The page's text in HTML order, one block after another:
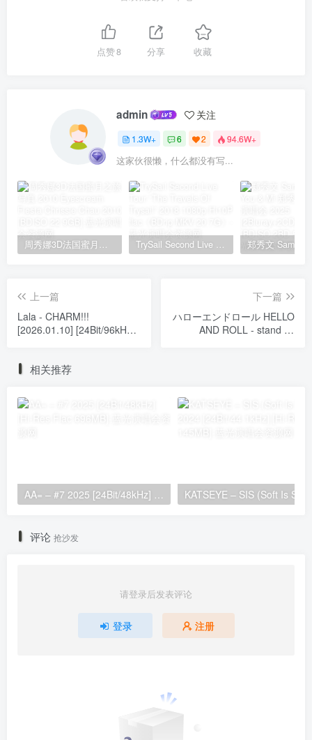
点赞8 分享 收藏
admin 关注
1.3W+ 6 2 94.6W+
这家伙很懒，什么都没有写...
上一篇
Lala - CHARM!!!
[2026.01.10] [24Bit/96kHz]
下一篇
ハローエンドロール HELLO
AND ROLL - stand by
相关推荐
评论 抢沙发
请登录后发表评论
登录 注册